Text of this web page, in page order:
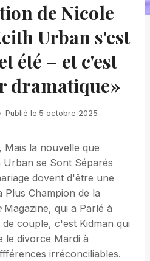
de Nicole
Urban s'est
été – et c'est
dramatique»
Publié le 5 octobre 2025
Mais la nouvelle que
Urban se Sont Séparés
dovent d'être une
Plus Champion de la
Magazine, qui a Parlé à
couple, c'est Kidman qui
le divorce Mardi à
irréconciliables.